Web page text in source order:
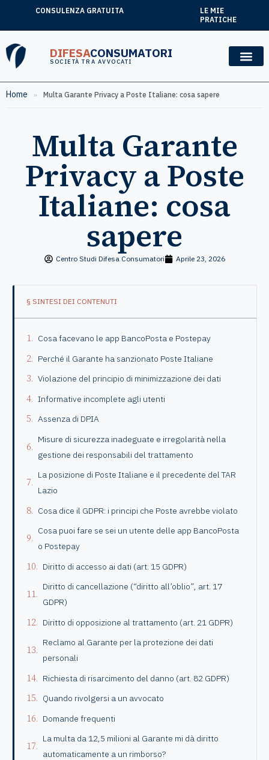
CONSULENZA GRATUITA
LE MIE
PRATICHE
DIFESACONSUMATORI
SOCIETÀ TRA AVVOCATI
Home » Multa Garante Privacy a Poste Italiane: cosa sapere
Multa Garante
Privacy a Poste
Italiane: cosa
sapere
Centro Studi Difesa Consumatori Aprile 23, 2026
§ SINTESI DEI CONTENUTI
Cosa facevano le app BancoPosta e Postepay
Perché il Garante ha sanzionato Poste Italiane
Violazione del principio di minimizzazione dei dati
Informative incomplete agli utenti
Assenza di DPIA
Misure di sicurezza inadeguate e irregolarità nella
gestione dei responsabili del trattamento
La posizione di Poste Italiane e il precedente del TAR
Lazio
Cosa dice il GDPR: i principi che Poste avrebbe violato
Cosa puoi fare se sei un utente delle app BancoPosta
o Postepay
Diritto di accesso ai dati (art. 15 GDPR)
Diritto di cancellazione (“diritto all’oblio”, art. 17
GDPR)
Diritto di opposizione al trattamento (art. 21 GDPR)
Reclamo al Garante per la protezione dei dati
personali
Richiesta di risarcimento del danno (art. 82 GDPR)
Quando rivolgersi a un avvocato
Domande frequenti
La multa da 12,5 milioni al Garante mi dà diritto
automaticamente a un rimborso?